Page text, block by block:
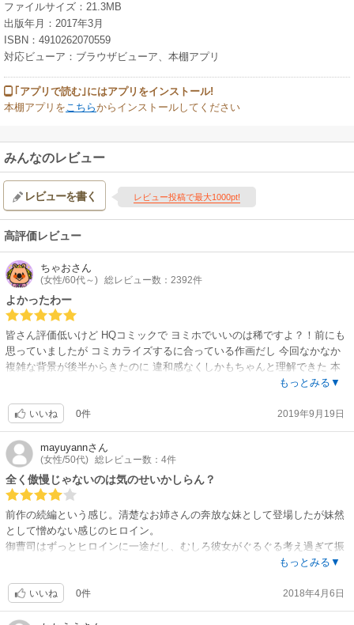
ファイルサイズ：21.3MB
出版年月：2017年3月
ISBN：4910262070559
対応ビューア：ブラウザビューア、本棚アプリ
｢アプリで読む｣にはアプリをインストール!
本棚アプリをこちらからインストールしてください
みんなのレビュー
レビューを書く レビュー投稿で最大1000pt!
高評価レビュー
ちゃおさん
(女性/60代～) 総レビュー数：2392件
よかったわー
皆さん評価低いけど HQコミックで ヨミホでいいのは稀ですよ？！前にも
思っていましたが コミカライズするに合っている作画だし 今回なかなか
複雑な背景が後半からきたのに 違和感なくしかもちゃんと理解できた 本
当に、ストーリーをうまく纏めて面白く読ませてくれる作家さんです。元
ーがまたいいね！HQあるあるの傲慢さがない 満足でした。
もっとみる▼
いいね 0件 2019年9月19日
mayuyannさん
(女性/50代) 総レビュー数：4件
全く傲慢じゃないのは気のせいかしらん？
前作の続編という感じ。清楚なお姉さんの奔放な妹として登場したが妹然
として憎めない感じのヒロイン。
御曹司はずっとヒロインに一途だし、むしろ彼女がぐるぐる考え過ぎて振
すみ先生らしい作風にも似合って嵌まっていた。
今回、主人公たちのロマンスまでの過程が追想としてしかないので、彼女
もっとみる▼
いいね 0件 2018年4月6日